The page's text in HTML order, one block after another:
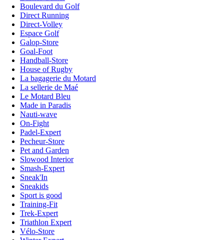
Boulevard du Golf
Direct Running
Direct-Volley
Espace Golf
Galop-Store
Goal-Foot
Handball-Store
House of Rugby
La bagagerie du Motard
La sellerie de Maé
Le Motard Bleu
Made in Paradis
Nauti-wave
On-Fight
Padel-Expert
Pecheur-Store
Pet and Garden
Slowood Interior
Smash-Expert
Sneak'In
Sneakids
Sport is good
Training-Fit
Trek-Expert
Triathlon Expert
Vélo-Store